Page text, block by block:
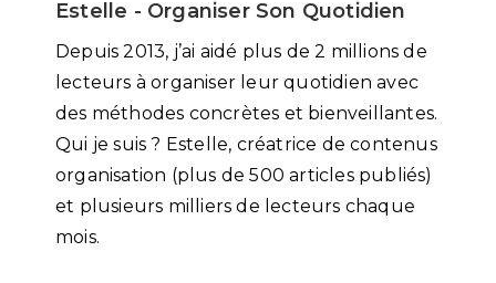
Estelle - Organiser Son Quotidien
Depuis 2013, j’ai aidé plus de 2 millions de
lecteurs à organiser leur quotidien avec
des méthodes concrètes et bienveillantes.
Qui je suis ? Estelle, créatrice de contenus
organisation (plus de 500 articles publiés)
et plusieurs milliers de lecteurs chaque
mois.